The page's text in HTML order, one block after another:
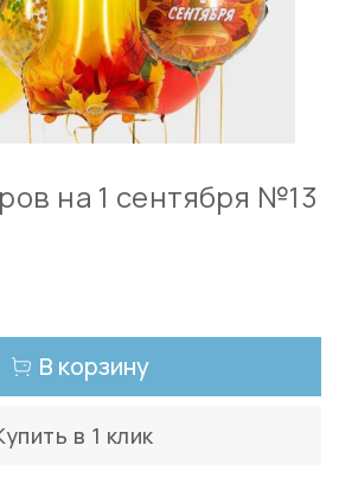
на 1 сентября №13
В корзину
в 1 клик